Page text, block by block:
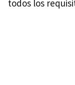
todos los